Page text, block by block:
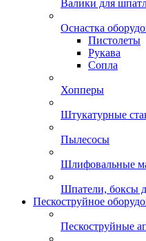
Валики для
Оснастка
Пистолеты
Рукава
Сопла
Хопперы
Штукатурные
Пылесосы
Шлифовальные
Шпатели, боксы
Пескоструйное
Пескоструйные